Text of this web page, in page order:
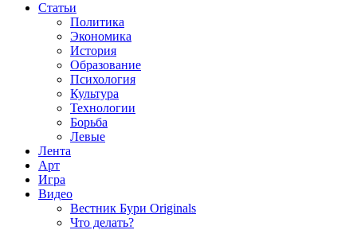
Статьи
Политика
Экономика
История
Образование
Психология
Культура
Технологии
Борьба
Левые
Лента
Арт
Игра
Видео
Вестник Бури Originals
Что делать?